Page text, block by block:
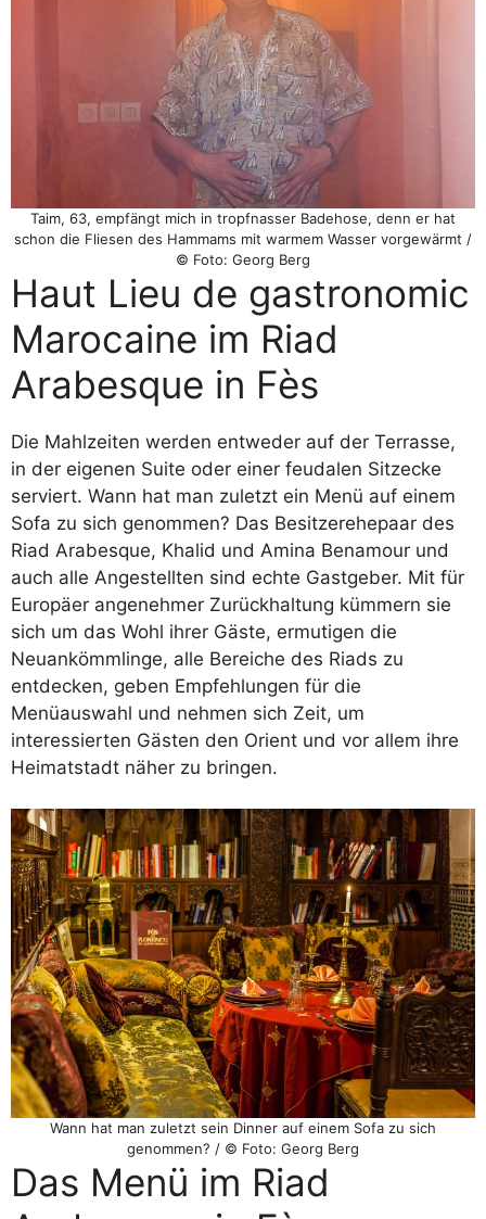
Taim, 63, empfängt mich in tropfnasser Badehose, denn er hat
schon die Fliesen des Hammams mit warmem Wasser vorgewärmt /
© Foto: Georg Berg
Haut Lieu de gastronomic
Marocaine im Riad
Arabesque in Fès
Die Mahlzeiten werden entweder auf der Terrasse,
in der eigenen Suite oder einer feudalen Sitzecke
serviert. Wann hat man zuletzt ein Menü auf einem
Sofa zu sich genommen? Das Besitzerehepaar des
Riad Arabesque, Khalid und Amina Benamour und
auch alle Angestellten sind echte Gastgeber. Mit für
Europäer angenehmer Zurückhaltung kümmern sie
sich um das Wohl ihrer Gäste, ermutigen die
Neuankömmlinge, alle Bereiche des Riads zu
entdecken, geben Empfehlungen für die
Menüauswahl und nehmen sich Zeit, um
interessierten Gästen den Orient und vor allem ihre
Heimatstadt näher zu bringen.
Wann hat man zuletzt sein Dinner auf einem Sofa zu sich
genommen? / © Foto: Georg Berg
Das Menü im Riad